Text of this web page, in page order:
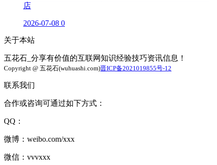
店
2026-07-08 0
关于本站
五花石_分享有价值的互联网知识经验技巧资讯信息！
Copyright @ 五花石(wuhuashi.com)晋ICP备2021019855号-12
联系我们
合作或咨询可通过如下方式：
QQ：
微博：weibo.com/xxx
微信：vvvxxx